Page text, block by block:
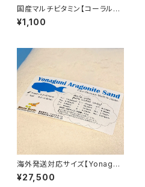
国産マルチビタミン【コーラルビ
タミン：Coral-Vitamin ５０g
】
¥1,100
海外発送対応サイズ【Yonagun
i Aragonite Sand / size-Su
gar / 15kg】
¥27,500